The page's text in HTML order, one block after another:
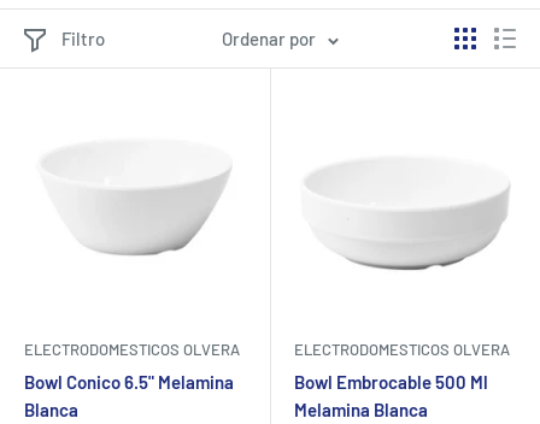
Filtro Ordenar por
ELECTRODOMESTICOS OLVERA
Bowl Conico 6.5" Melamina
Blanca
ELECTRODOMESTICOS OLVERA
Bowl Embrocable 500 Ml
Melamina Blanca